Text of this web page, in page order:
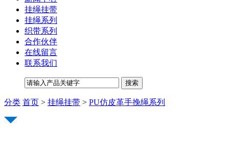
挂绳挂带
挂绳系列
织带系列
合作伙伴
在线留言
联系我们
分类 首页 > 挂绳挂带 > PU仿皮革手挽绳系列